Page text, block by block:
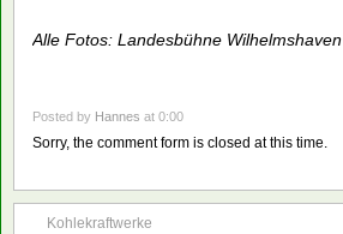
Alle Fotos: Landesbühne Wilhelmshaven
Posted by Hannes at 0:00
Sorry, the comment form is closed at this time.
Kohlekraftwerke